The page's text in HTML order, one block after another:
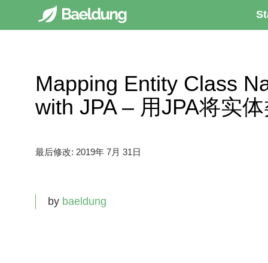
Mapping Entity Class
with JPA – 用JPA将实
最后修改: 2019年 7月 31日
by baeldung